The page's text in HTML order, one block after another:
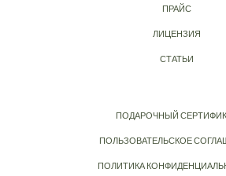
ПРАЙС
ЛИЦЕНЗИЯ
СТАТЬИ
ПОДАРОЧНЫЙ
ПОЛЬЗОВАТЕЛЬСКОЕ
ПОЛИТИКА